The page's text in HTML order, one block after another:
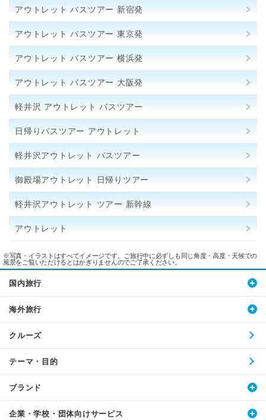
アウトレット バスツアー 新宿発
アウトレット バスツアー 東京発
アウトレット バスツアー 横浜発
アウトレット バスツアー 大阪発
軽井沢 アウトレット バスツアー
日帰りバスツアー アウトレット
軽井沢アウトレット バスツアー
御殿場アウトレット 日帰りツアー
軽井沢アウトレット ツアー 新幹線
アウトレット
※写真・イラストはすべてイメージです。ご旅行中に必ずしも同じ角度・高度・天候での
風景をご覧いただけるとはかぎりませんのでご了承ください。
国内旅行
海外旅行
クルーズ
テーマ・目的
ブランド
企業・学校・団体向けサービス